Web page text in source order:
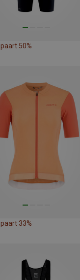
50%
33%